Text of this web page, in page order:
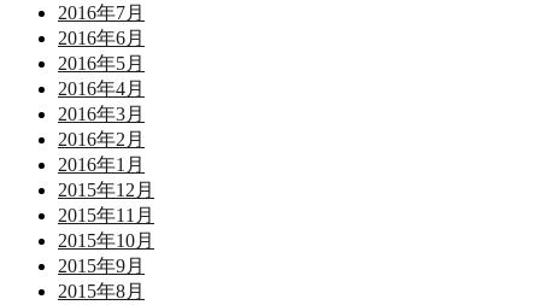
2016年7月
2016年6月
2016年5月
2016年4月
2016年3月
2016年2月
2016年1月
2015年12月
2015年11月
2015年10月
2015年9月
2015年8月